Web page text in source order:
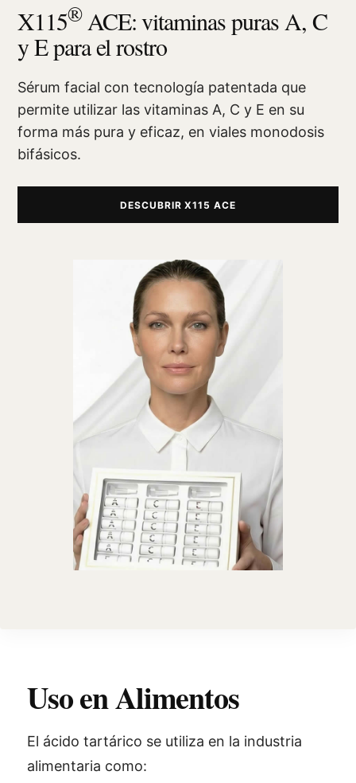
X115®ACE: vitaminas puras A, C
y E para el rostro
Sérum facial con tecnología patentada que
permite utilizar las vitaminas A, C y E en su
forma más pura y eficaz, en viales monodosis
bifásicos.
DESCUBRIR X115 ACE
Uso en Alimentos
El ácido tartárico se utiliza en la industria
alimentaria como: